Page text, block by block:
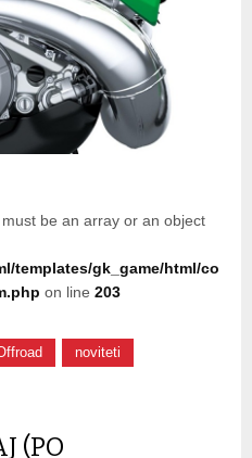
be an array or an object
templates/gk_game/html/co
on line 203
noviteti
(PO